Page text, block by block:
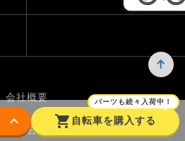
keyboard_arrow_down shopping_cart
パーツも続々入荷中！
自転車を購入する
会社概要
お問い合わせ